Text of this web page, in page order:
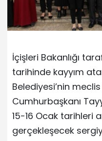
İçişleri Bakanlığı
tarihinde kayyım
Belediyesi’nin meclis
Cumhurbaşkanı
15-16 Ocak tarihleri
gerçekleşecek